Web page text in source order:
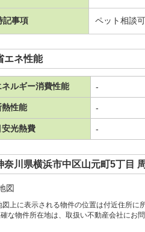
記事項 ペット相談可
エネ性能
ネルギー消費性能 -
熱性能 -
安光熱費 -
奈川県横浜市中区山元町5丁目
上に表示される物件の位置は付近住所に
な物件所在地は、取扱い不動産会社にお